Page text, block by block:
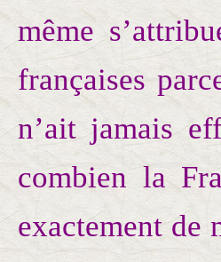
même
françaises
n’ait jamais
combien la
exactement de